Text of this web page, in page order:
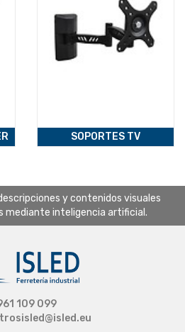
SOPORTES TV
y contenidos visuales
mediante inteligencia artificial.
109 099